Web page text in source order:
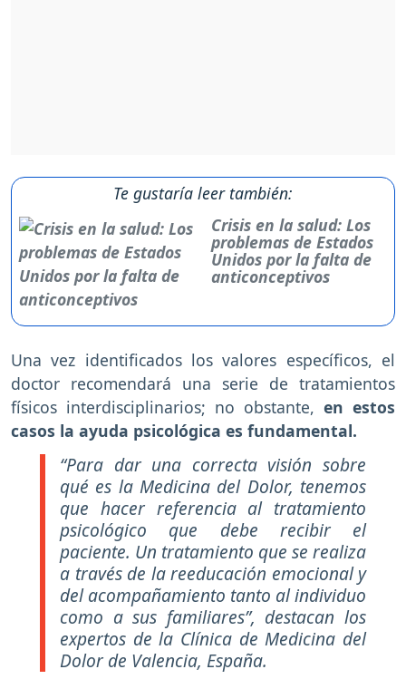
Te gustaría leer también:
Crisis en la salud: Los
problemas de Estados
Unidos por la falta de
anticonceptivos
Una vez identificados los valores específicos, el
doctor recomendará una serie de tratamientos
físicos interdisciplinarios; no obstante, en estos
casos la ayuda psicológica es fundamental.
“Para dar una correcta visión sobre
qué es la Medicina del Dolor, tenemos
que hacer referencia al tratamiento
psicológico que debe recibir el
paciente. Un tratamiento que se realiza
a través de la reeducación emocional y
del acompañamiento tanto al individuo
como a sus familiares”, destacan los
expertos de la Clínica de Medicina del
Dolor de Valencia, España.